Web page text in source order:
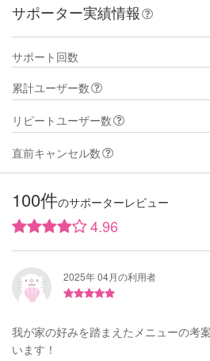
サポーター実績情報
サポート回数
累計ユーザー数
リピートユーザー数
直前キャンセル数
100件のサポーターレビュー
4.96
2025年 04月の利用者
我が家の好みを踏まえたメニューの考
います！